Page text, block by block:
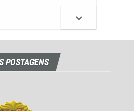
POSTAGENS